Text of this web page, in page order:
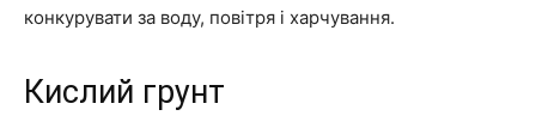
конкурувати за воду, повітря і харчування.
Кислий грунт